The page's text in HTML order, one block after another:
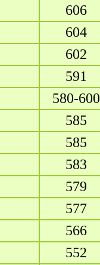
606
604
602
591
580-600
585
585
583
579
577
566
552